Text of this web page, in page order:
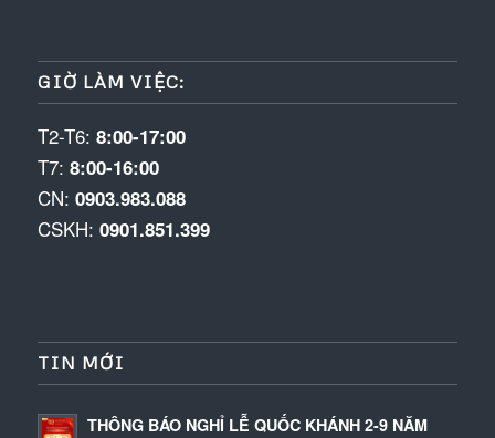
GIỜ LÀM VIỆC:
T2-T6: 8:00-17:00
T7: 8:00-16:00
CN: 0903.983.088
CSKH: 0901.851.399
TIN MỚI
THÔNG BÁO NGHỈ LỄ QUỐC KHÁNH 2-9 NĂM